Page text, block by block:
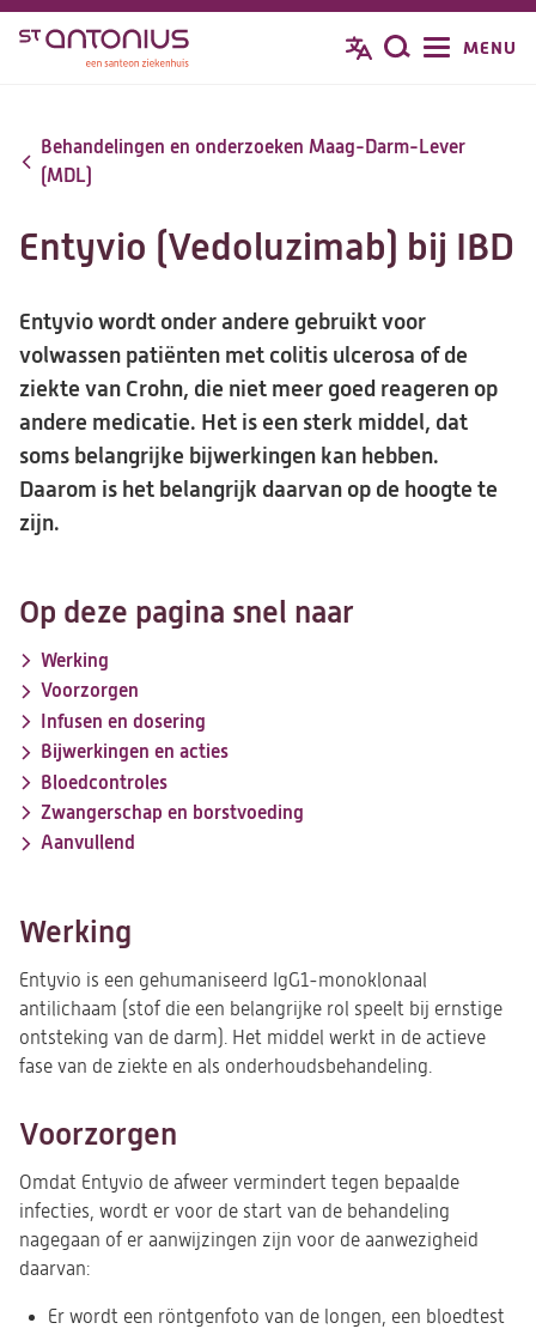
Overslaan
inhoud
gaan
Zoeken
MENU
Behandelingen en onderzoeken Maag-Darm-Lever
(MDL)
Entyvio (Vedoluzimab) bij IBD
Entyvio wordt onder andere gebruikt voor
volwassen patiënten met colitis ulcerosa of de
ziekte van Crohn, die niet meer goed reageren op
andere medicatie. Het is een sterk middel, dat
soms belangrijke bijwerkingen kan hebben.
Daarom is het belangrijk daarvan op de hoogte te
zijn.
Op deze pagina snel naar
Werking
Voorzorgen
Infusen en dosering
Bijwerkingen en acties
Bloedcontroles
Zwangerschap en borstvoeding
Aanvullend
Werking
Entyvio is een gehumaniseerd IgG1-monoklonaal
antilichaam (stof die een belangrijke rol speelt bij ernstige
ontsteking van de darm). Het middel werkt in de actieve
fase van de ziekte en als onderhoudsbehandeling.
Voorzorgen
Omdat Entyvio de afweer vermindert tegen bepaalde
infecties, wordt er voor de start van de behandeling
nagegaan of er aanwijzingen zijn voor de aanwezigheid
daarvan:
Er wordt een röntgenfoto van de longen, een bloedtest